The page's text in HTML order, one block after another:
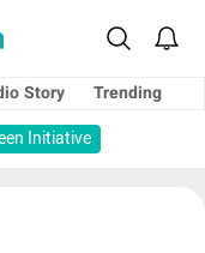
Story
Trending
Initiative